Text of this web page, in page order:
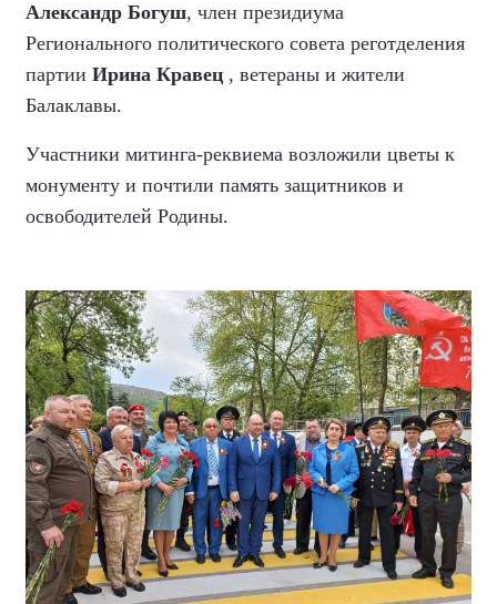
Александр Богуш, член президиума
Регионального политического совета реготделения
партии Ирина Кравец , ветераны и жители
Балаклавы.
Участники митинга-реквиема возложили цветы к
монументу и почтили память защитников и
освободителей Родины.